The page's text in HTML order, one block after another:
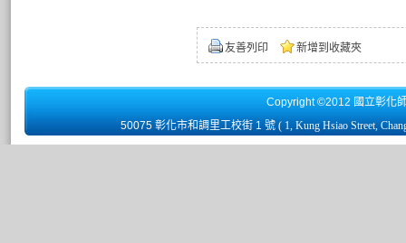
友善列印 新增到收藏夾
Copyright ©2012 國立彰化
50075 彰化市和調里工校街 1 號 ( 1, Kung Hsiao Street,